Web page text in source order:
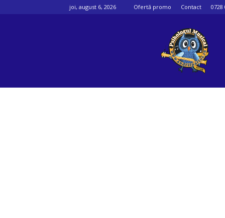
joi, august 6, 2026 Ofertă promo Contact 0728